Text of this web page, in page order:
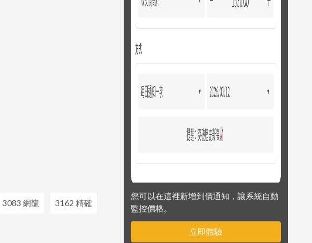
您可以在這裡新增到價通知，讓系統自動
監控價格。
立即體驗
3083 網龍 3162 精確